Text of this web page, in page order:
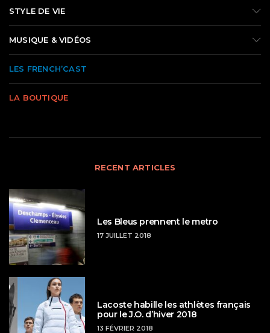
STYLE DE VIE
MUSIQUE & VIDÉOS
LES FRENCH’CAST
LA BOUTIQUE
RECENT ARTICLES
Les Bleus prennent le metro
17 JUILLET 2018
Lacoste habille les athlètes français
pour le J.O. d’hiver 2018
13 FÉVRIER 2018